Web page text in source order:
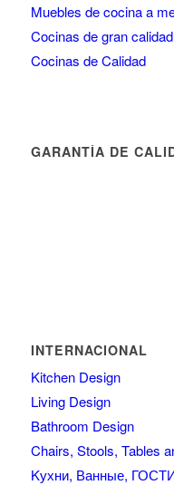
Muebles de cocina a
Cocinas de gran calidad
Cocinas de Calidad
GARANTÍA DE
INTERNACIONAL
Kitchen Design
Living Design
Bathroom Design
Chairs, Stools, Tables
Kухни, Ванные,